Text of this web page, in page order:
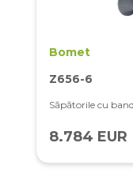
Bomet
Z656-6
Săpătorile cu
8.784 EUR